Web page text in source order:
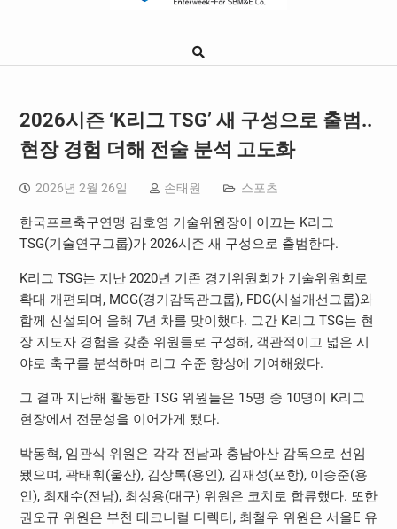
2026시즌 ‘K리그 TSG’ 새 구성으로 출범..
현장 경험 더해 전술 분석 고도화
2026년 2월 26일 손태원 스포츠
한국프로축구연맹 김호영 기술위원장이 이끄는 K리그
TSG(기술연구그룹)가 2026시즌 새 구성으로 출범한다.
K리그 TSG는 지난 2020년 기존 경기위원회가 기술위원회로
확대 개편되며, MCG(경기감독관그룹), FDG(시설개선그룹)와
함께 신설되어 올해 7년 차를 맞이했다. 그간 K리그 TSG는 현
장 지도자 경험을 갖춘 위원들로 구성해, 객관적이고 넓은 시
야로 축구를 분석하며 리그 수준 향상에 기여해왔다.
그 결과 지난해 활동한 TSG 위원들은 15명 중 10명이 K리그
현장에서 전문성을 이어가게 됐다.
박동혁, 임관식 위원은 각각 전남과 충남아산 감독으로 선임
됐으며, 곽태휘(울산), 김상록(용인), 김재성(포항), 이승준(용
인), 최재수(전남), 최성용(대구) 위원은 코치로 합류했다. 또한
권오규 위원은 부천 테크니컬 디렉터, 최철우 위원은 서울E 유